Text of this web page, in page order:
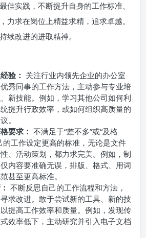
佳实践，不断提升自身的工作标准、
力求在岗位上精益求精，追求卓越。
续改进的进取精神。
验： 关注行业内领先企业的办公室
秀同事的工作方法，主动参与专业培
新技能。例如，学习其他公司如何利
提升行政效率，或如何组织高质量的
。
要求： 不满足于“差不多”或“及格
的工作设定更高的标准，无论是文件
、活动策划，都力求完美。例如，制
内容要准确无误，排版、格式、用词
甚至更高标准。
不断反思自己的工作流程和方法，
求改进。敢于尝试新的工具、新的技
提高工作效率和质量。例如，发现传
效率低下，主动研究并引入电子文档